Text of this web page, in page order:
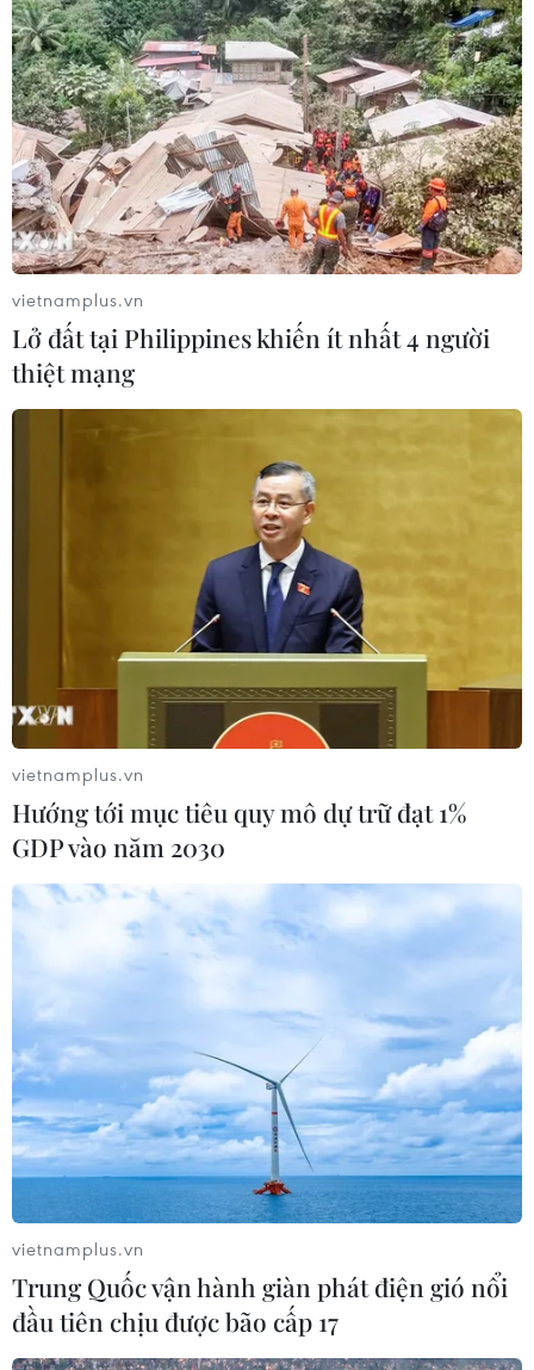
vietnamplus.vn
Lở đất tại Philippines khiến ít nhất 4 người
thiệt mạng
vietnamplus.vn
Hướng tới mục tiêu quy mô dự trữ đạt 1%
GDP vào năm 2030
vietnamplus.vn
Trung Quốc vận hành giàn phát điện gió nổi
đầu tiên chịu được bão cấp 17